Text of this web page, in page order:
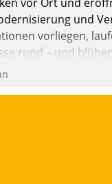
und
vorliegen,
rund – und